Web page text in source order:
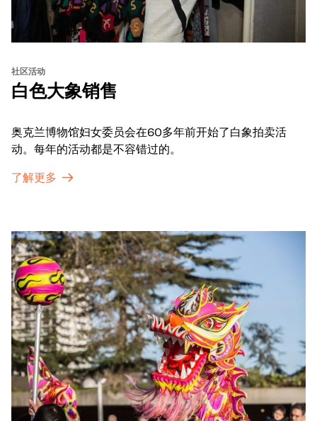
社区活动
白色大象销售
奥克兰博物馆妇女委员会在60多年前开始了白象拍卖活
动。每年的活动都是不容错过的。
了解更多